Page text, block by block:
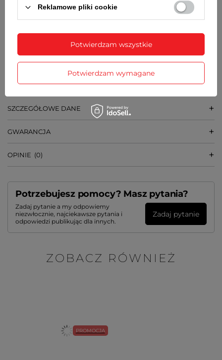
1 bateria typu AA (LR6, paluszek)
WYMIARY
28,5 cm x 39,5 cm[szer x wys]
średnica tarczy -17 cm
SZCZEGÓŁOWE DANE
GWARANCJA
OPINIE (0)
Potrzebujesz pomocy? Masz pytania?
Zadaj pytanie a my odpowiemy
niezwłocznie, najciekawsze pytania i
odpowiedzi publikując dla innych.
Zadaj pytanie
ZOBACZ RÓWNIEŻ
PROMOCJA
Reklamowe pliki cookie
Potwierdzam wymagane
Potwierdzam wszystkie